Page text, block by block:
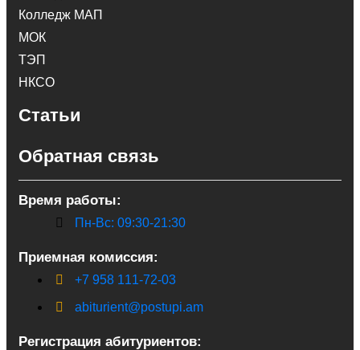
Колледж МАП
МОК
ТЭП
НКСО
Статьи
Обратная связь
Время работы:
Пн-Вс: 09:30-21:30
Приемная комиссия:
+7 958 111-72-03
abiturient@postupi.am
Регистрация абитуриентов: